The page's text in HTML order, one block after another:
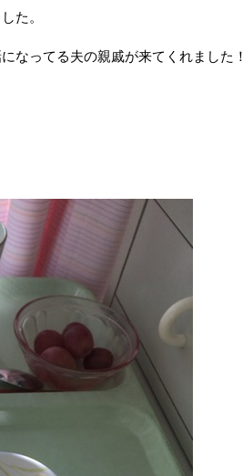
た。
なってる夫の親戚が来てくれました！